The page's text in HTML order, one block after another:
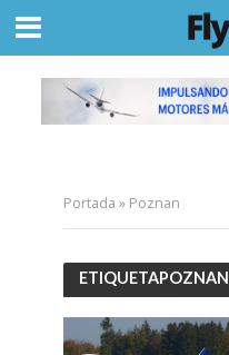
Portada » Poznan
ETIQUETAPOZNAN